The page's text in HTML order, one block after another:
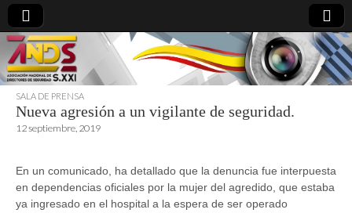
directoresdeseguridad.es
SALA DE PRENSA
Nueva agresión a un vigilante de seguridad.
12 septiembre, 2019
En un comunicado, ha detallado que la denuncia fue interpuesta
en dependencias oficiales por la mujer del agredido, que estaba
ya ingresado en el hospital a la espera de ser operado